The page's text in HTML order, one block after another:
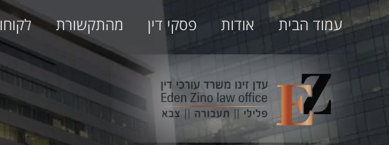
עמוד הבית אודות פסקי דין מהתקשורת